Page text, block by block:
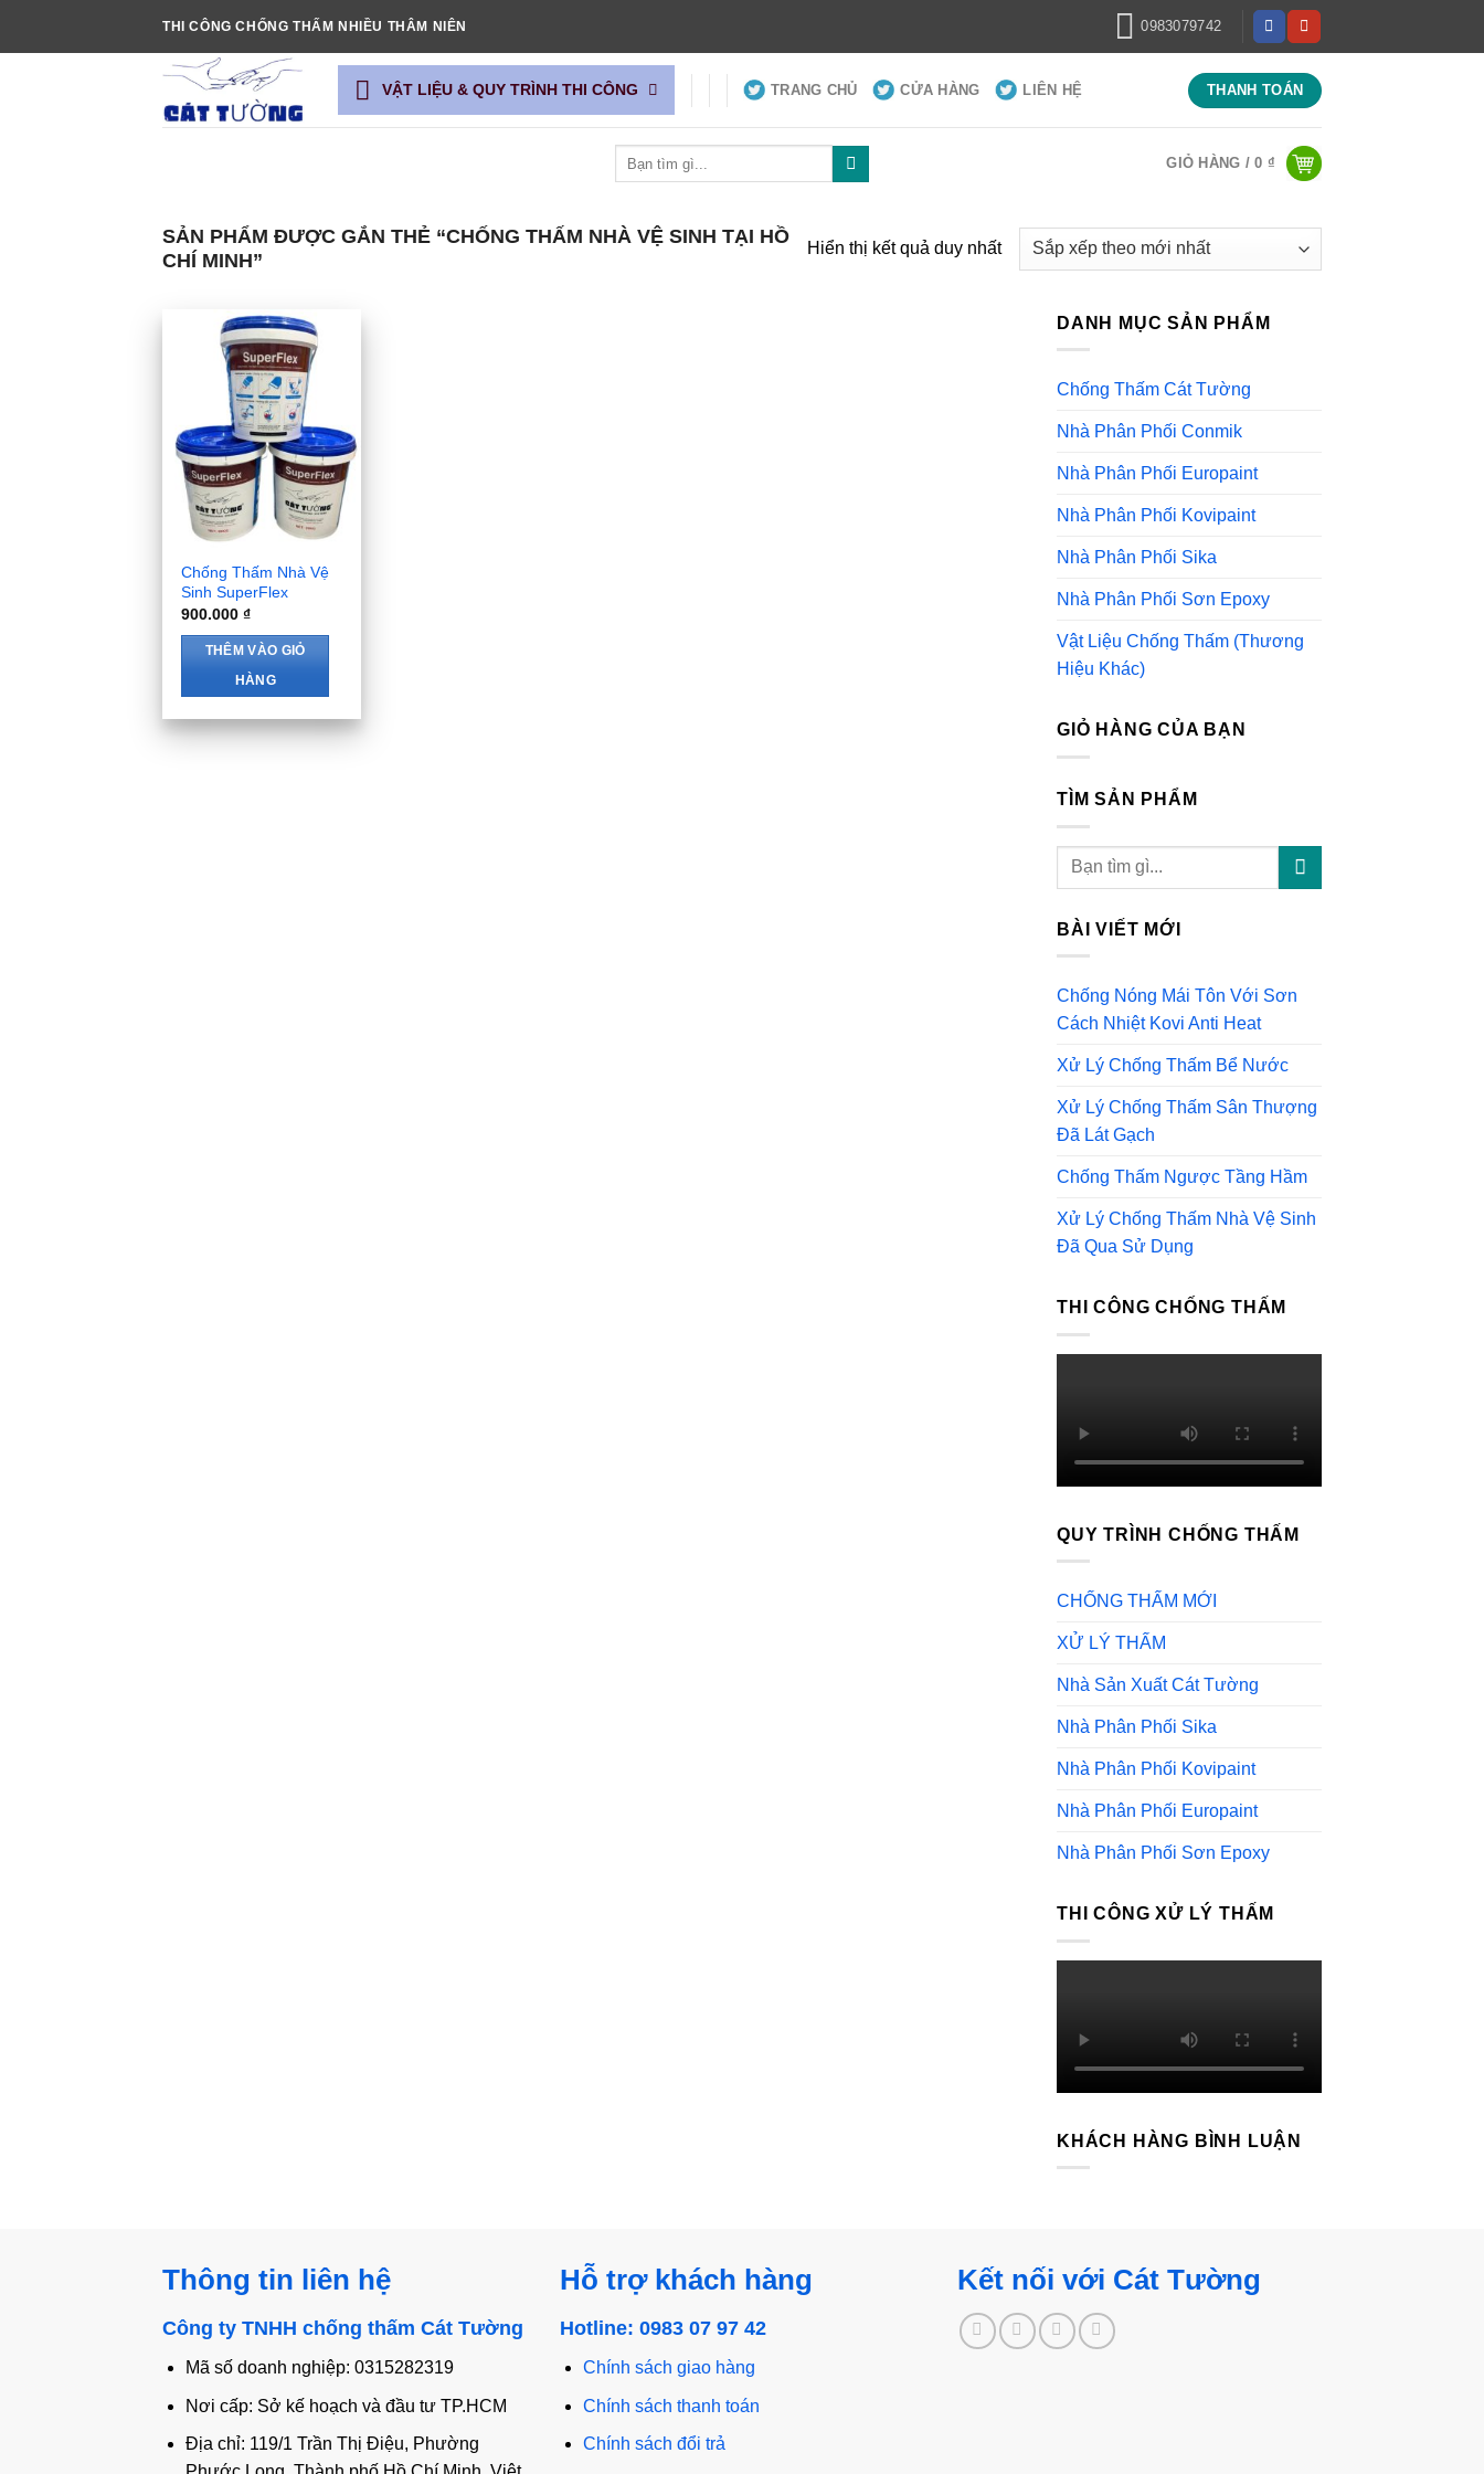
THI CÔNG CHỐNG THẤM NHIỀU THÂM NIÊN 0983079742
VẬT LIỆU & QUY TRÌNH THI CÔNG TRANG CHỦ CỬA HÀNG LIÊN HỆ THANH TOÁN
kiếm:
GIỎ HÀNG /0 ₫
SẢN PHẨM ĐƯỢC GẮN THẺ “CHỐNG THẤM NHÀ VỆ SINH TẠI HỒ
CHÍ MINH”
Hiển thị kết quả duy nhất
Chống Thấm Nhà Vệ
Sinh SuperFlex
900.000₫
THÊM VÀO GIỎ
HÀNG
DANH MỤC SẢN PHẨM
Chống Thấm Cát Tường
Nhà Phân Phối Conmik
Nhà Phân Phối Europaint
Nhà Phân Phối Kovipaint
Nhà Phân Phối Sika
Nhà Phân Phối Sơn Epoxy
Vật Liệu Chống Thấm (Thương
Hiệu Khác)
GIỎ HÀNG CỦA BẠN
TÌM SẢN PHẨM
Tìm
BÀI VIẾT MỚI
Chống Nóng Mái Tôn Với Sơn
Cách Nhiệt Kovi Anti Heat
Xử Lý Chống Thấm Bể Nước
Xử Lý Chống Thấm Sân Thượng
Đã Lát Gạch
Chống Thấm Ngược Tầng Hầm
Xử Lý Chống Thấm Nhà Vệ Sinh
Đã Qua Sử Dụng
THI CÔNG CHỐNG THẤM
QUY TRÌNH CHỐNG THẤM
CHỐNG THẤM MỚI
XỬ LÝ THẤM
Nhà Sản Xuất Cát Tường
Nhà Phân Phối Sika
Nhà Phân Phối Kovipaint
Nhà Phân Phối Europaint
Nhà Phân Phối Sơn Epoxy
THI CÔNG XỬ LÝ THẤM
KHÁCH HÀNG BÌNH LUẬN
Thông tin liên hệ
Công ty TNHH chống thấm Cát Tường
Mã số doanh nghiệp: 0315282319
Nơi cấp: Sở kế hoạch và đầu tư TP.HCM
Địa chỉ: 119/1 Trần Thị Điệu, Phường
Hỗ trợ khách hàng
Hotline: 0983 07 97 42
Chính sách giao hàng
Chính sách thanh toán
Chính sách đổi trả
Kết nối với Cát Tường